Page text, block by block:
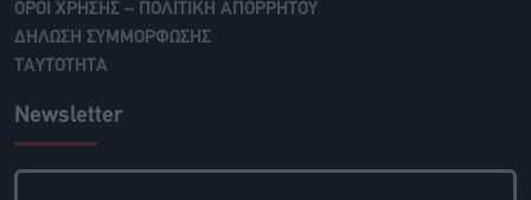
ΟΡΟΙ ΧΡΗΣΗΣ – ΠΟΛΙΤΙΚΗ ΑΠΟΡΡΗΤΟΥ
ΔΗΛΩΣΗ ΣΥΜΜΟΡΦΩΣΗΣ
ΤΑΥΤΟΤΗΤΑ
Newsletter